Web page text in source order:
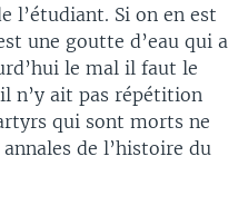
l’étudiant. Si on en est
une goutte d’eau qui a
le mal il faut le
n’y ait pas répétition
qui sont morts ne
de l’histoire du